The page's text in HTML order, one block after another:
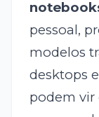
pessoal,
modelos
desktops
podem vir